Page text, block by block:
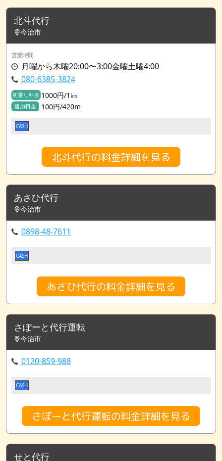
北斗代行
今治市
営業時間
月曜から木曜20:00〜3:00金曜土曜4:00
080-6385-3824
初乗り料金 1000円/1㎞
追加料金 100円/420m
CASH
北斗代行の料金詳細を見る
あさひ代行
今治市
0898-48-7611
CASH
あさひ代行の料金詳細を見る
さぽーと代行運転
今治市
0120-859-988
CASH
さぽーと代行運転の料金詳細を見る
せと代行